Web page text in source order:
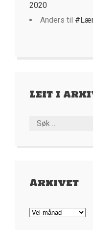
2020
Anders til
Leit i
Arkivet
Arkivet